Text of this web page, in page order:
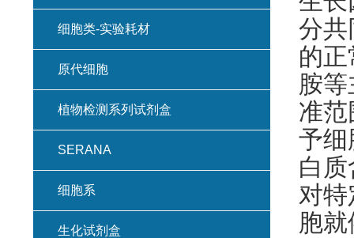
分共
的
胺
准
予细
白
对特
胞
细胞类-实验耗材
原代细胞
植物检测系列试剂盒
SERANA
细胞系
生化试剂盒